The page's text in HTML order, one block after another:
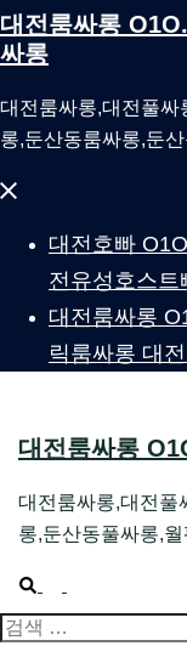
대전룸싸롱
싸롱
대전룸싸롱,대전풀싸
롱,둔산동룸싸롱,둔
Close
대전호빠
전유성호스트
대전룸싸롱
릭룸싸롱 대
대전룸싸롱
대전룸싸롱,대전풀
롱,둔산동풀싸롱,
Search
menu
검